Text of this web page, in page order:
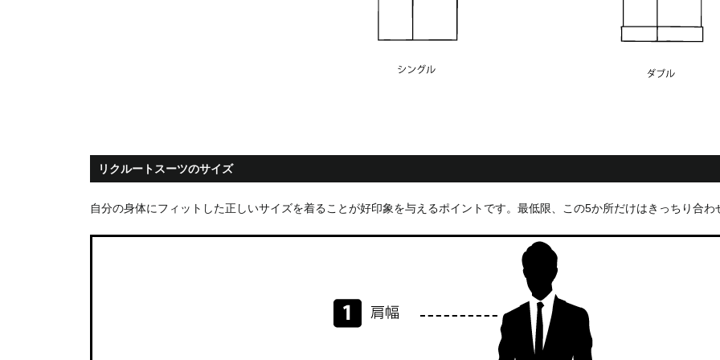
リクルートスーツのサイズ
自分の身体にフィットした正しいサイズを着ることが好印象を与えるポイントです。最低限、この5か所だけはきっちり合わ